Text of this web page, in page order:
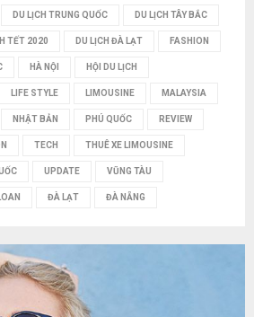
DU LỊCH TRUNG QUỐC DU LỊCH TÂY BẮC
TẾT 2020 DU LỊCH ĐÀ LẠT FASHION
HÀ NỘI HỘI DU LỊCH
LIFE STYLE LIMOUSINE MALAYSIA
NHẬT BẢN PHÚ QUỐC REVIEW
TECH THUÊ XE LIMOUSINE
UPDATE VŨNG TÀU
ĐÀ LẠT ĐÀ NẴNG